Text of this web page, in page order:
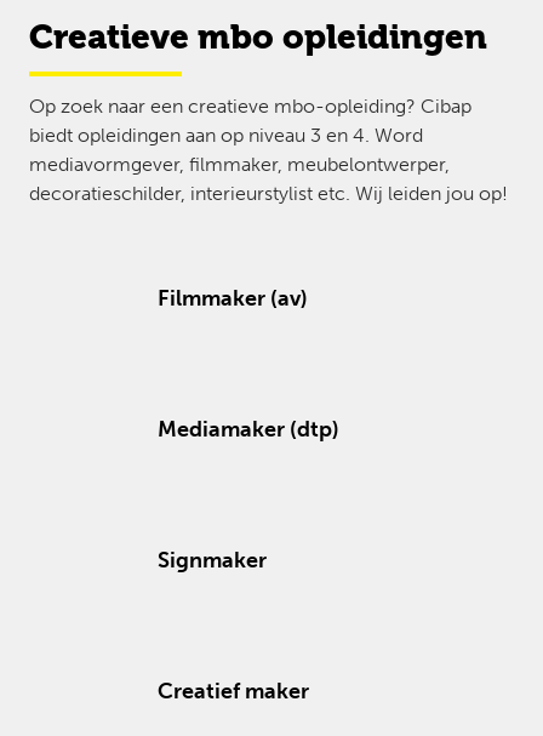
Creatieve mbo opleidingen
Op zoek naar een creatieve mbo-opleiding? Cibap
biedt opleidingen aan op niveau 3 en 4. Word
mediavormgever, filmmaker, meubelontwerper,
decoratieschilder, interieurstylist etc. Wij leiden jou op!
Filmmaker (av)
Mediamaker (dtp)
Signmaker
Creatief maker